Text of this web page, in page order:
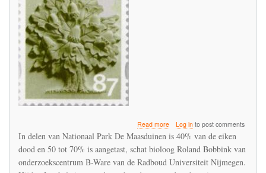
Read moreabout
De
in
Nationaal
Log into post comments
In delen van Nationaal Park De Maasduinen is 40% van de eiken
dood en 50 tot 70% is aangetast, schat bioloog Roland Bobbink van
onderzoekscentrum B-Ware van de Radboud Universiteit Nijmegen.